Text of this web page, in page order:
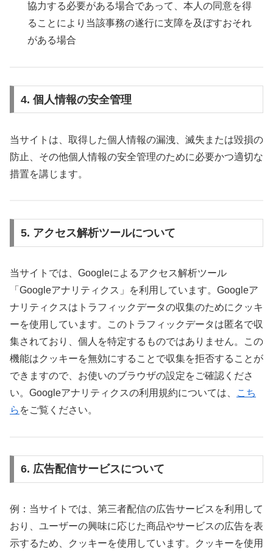
協力する必要がある場合であって、本人の同意を得
ることにより当該事務の遂行に支障を及ぼすおそれ
がある場合
4. 個人情報の安全管理
当サイトは、取得した個人情報の漏洩、滅失または毀損の
防止、その他個人情報の安全管理のために必要かつ適切な
措置を講じます。
5. アクセス解析ツールについて
当サイトでは、Googleによるアクセス解析ツール
「Googleアナリティクス」を利用しています。Googleア
ナリティクスはトラフィックデータの収集のためにクッキ
ーを使用しています。このトラフィックデータは匿名で収
集されており、個人を特定するものではありません。この
機能はクッキーを無効にすることで収集を拒否することが
できますので、お使いのブラウザの設定をご確認くださ
い。Googleアナリティクスの利用規約については、
こち
ら をご覧ください。
6. 広告配信サービスについて
例：当サイトでは、第三者配信の広告サービスを利用して
おり、ユーザーの興味に応じた商品やサービスの広告を表
示するため、クッキーを使用しています。クッキーを使用